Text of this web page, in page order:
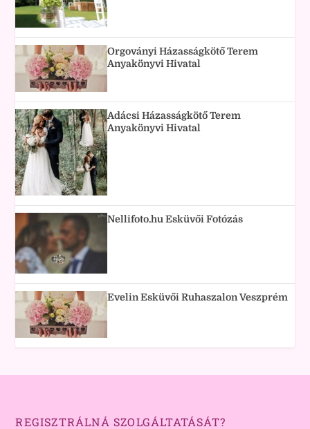
Orgoványi Házasságkötő Terem
Anyakönyvi Hivatal
Adácsi Házasságkötő Terem
Anyakönyvi Hivatal
Nellifoto.hu Esküvői Fotózás
Evelin Esküvői Ruhaszalon Veszprém
REGISZTRÁLNÁ SZOLGÁLTATÁSÁT?